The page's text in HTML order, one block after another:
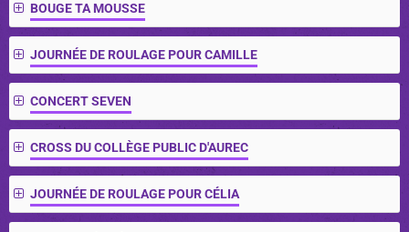
BOUGE TA MOUSSE
JOURNÉE DE ROULAGE POUR CAMILLE
CONCERT SEVEN
CROSS DU COLLÈGE PUBLIC D'AUREC
JOURNÉE DE ROULAGE POUR CÉLIA